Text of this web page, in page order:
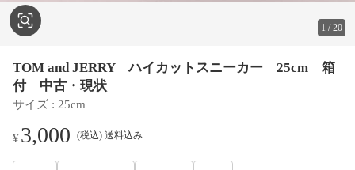
1 /20
TOM and JERRY ハイカットスニーカー 25cm 箱
付 中古・現状
サイズ : 25cm
¥3,000 (税込) 送料込み